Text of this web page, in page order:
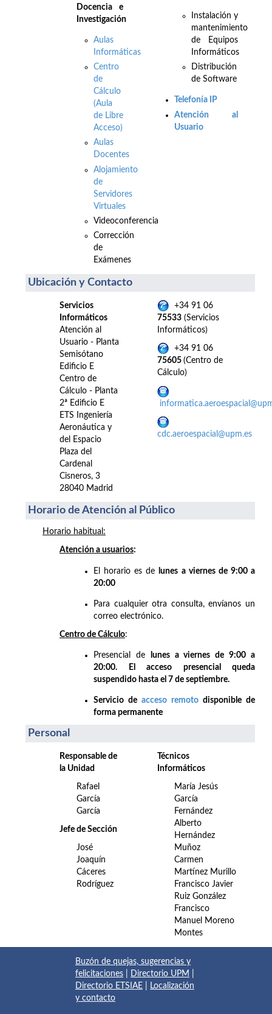
Docencia e
Investigación
Aulas
Informáticas
Centro
de
Cálculo
(Aula
de Libre
Acceso)
Aulas
Docentes
Alojamiento
de
Servidores
Virtuales
Videoconferencia
Corrección
de
Exámenes
Instalación y
mantenimiento
de Equipos
Informáticos
Distribución
de Software
Telefonía IP
Atención al
Usuario
Ubicación y Contacto
Servicios
Informáticos
Atención al
Usuario - Planta
Semisótano
Edificio E
Centro de
Cálculo - Planta
2ª Edificio E
ETS Ingeniería
Aeronáutica y
del Espacio
Plaza del
Cardenal
Cisneros, 3
28040 Madrid
+34 91 06
75533 (Servicios
Informáticos)
+34 91 06
75605 (Centro de
Cálculo)
cdc.aeroespacial@upm.es
Horario de Atención al Público
Horario habitual:
Atención a usuarios:
El horario es de
lunes a viernes de 9:00 a
20:00
Para cualquier otra consulta, envíanos un
correo electrónico.
Centro de Cálculo:
Presencial de
lunes a viernes de 9:00 a
20:00. El acceso presencial queda
suspendido hasta el 7 de septiembre.
Servicio de acceso remoto disponible de
forma permanente
Personal
Responsable de
la Unidad
Rafael
García
García
Jefe de Sección
José
Joaquín
Cáceres
Rodríguez
Técnicos
Informáticos
María Jesús
García
Fernández
Alberto
Hernández
Muñoz
Carmen
Martínez Murillo
Francisco Javier
Ruiz González
Francisco
Manuel Moreno
Montes
Buzón de quejas, sugerencias y
felicitaciones
Directorio UPM
Directorio ETSIAE
Localización
y contacto